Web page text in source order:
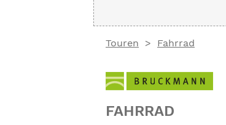
Touren Fahrrad
FAHRRAD